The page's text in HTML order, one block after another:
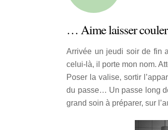
… Aime laisser
Arrivée un jeudi soir de fin
celui-là, il porte mon nom.
Poser la valise, sortir
du passe… Un passe long
grand soin à préparer, sur